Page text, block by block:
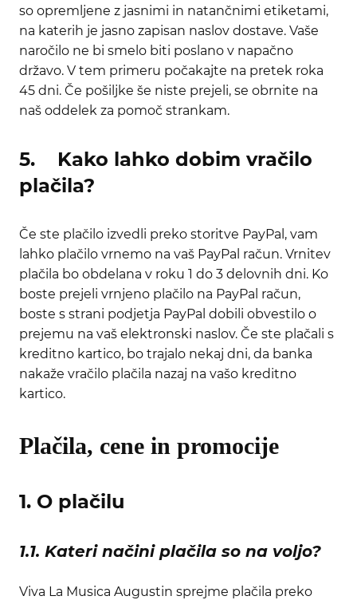
so opremljene z jasnimi in natančnimi etiketami,
na katerih je jasno zapisan naslov dostave. Vaše
naročilo ne bi smelo biti poslano v napačno
državo. V tem primeru počakajte na pretek roka
45 dni. Če pošiljke še niste prejeli, se obrnite na
naš oddelek za pomoč strankam.
5. Kako lahko dobim vračilo
plačila?
Če ste plačilo izvedli preko storitve PayPal, vam
lahko plačilo vrnemo na vaš PayPal račun. Vrnitev
plačila bo obdelana v roku 1 do 3 delovnih dni. Ko
boste prejeli vrnjeno plačilo na PayPal račun,
boste s strani podjetja PayPal dobili obvestilo o
prejemu na vaš elektronski naslov. Če ste plačali s
kreditno kartico, bo trajalo nekaj dni, da banka
nakaže vračilo plačila nazaj na vašo kreditno
kartico.
Plačila, cene in promocije
1. O plačilu
1.1. Kateri načini plačila so na voljo?
Viva La Musica Augustin sprejme plačila preko